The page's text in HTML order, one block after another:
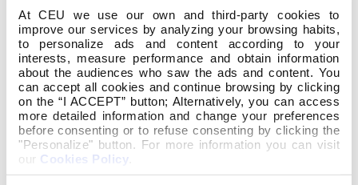
At CEU we use our own and third-party cookies to
improve our services by analyzing your browsing habits,
to personalize ads and content according to your
interests, measure performance and obtain information
about the audiences who saw the ads and content. You
can accept all cookies and continue browsing by clicking
on the “I ACCEPT” button; Alternatively, you can access
more detailed information and change your preferences
before consenting or to refuse consenting by clicking the
"Personalize" button. For more information you can visit
our Cookies Policy
Inmaculada hay
que soñar,
ilusionarse
apasionadamente con Ella y con las almas.
(P. Tomás Morales)